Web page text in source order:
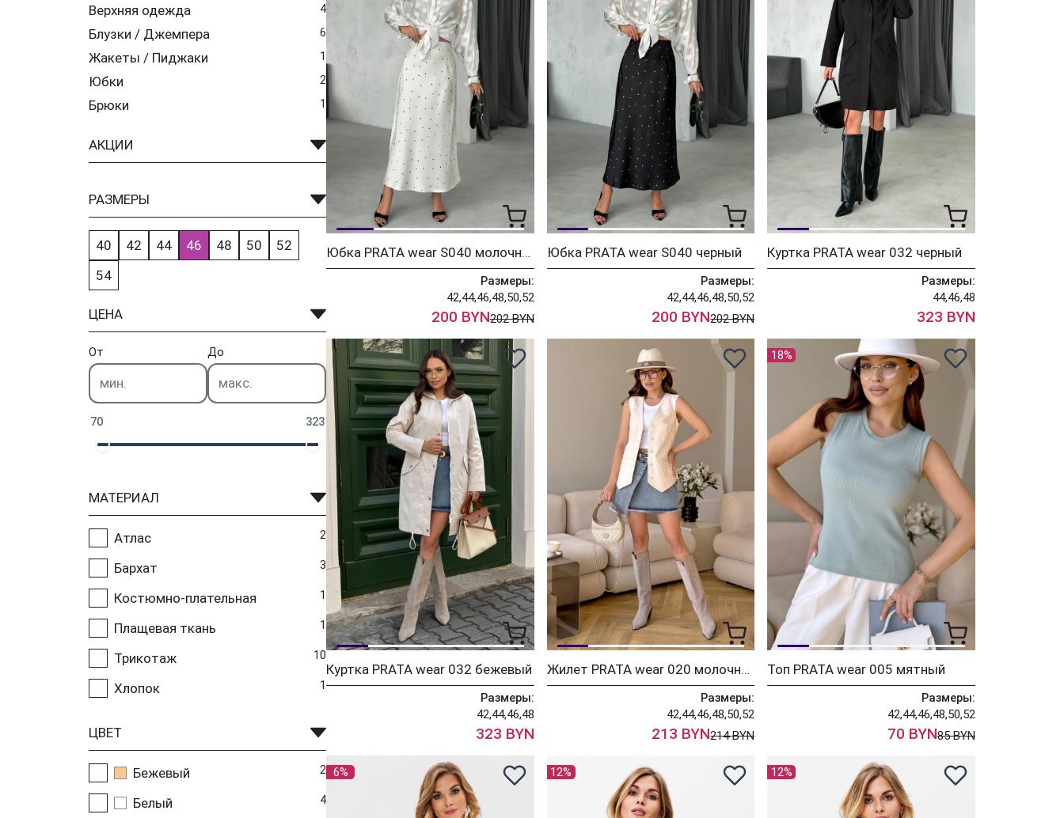
Верхняя одежда 4
Блузки / Джемпера 6
Жакеты / Пиджаки 1
Юбки 2
Брюки 1
АКЦИИ
РАЗМЕРЫ
40 42 44 46 48 50
52
54
ЦЕНА
От До
70 323
МАТЕРИАЛ
Атлас 2
Бархат 3
Костюмно-плательная 1
Плащевая ткань 1
Трикотаж 10
Хлопок 1
ЦВЕТ
Бежевый 2
Белый 4
Юбка PRATA wear S040 молочный
Размеры:
42,44,46,48,50,52
200 BYN202 BYN
Юбка PRATA wear S040 черный
Размеры:
42,44,46,48,50,52
200 BYN202 BYN
Куртка PRATA wear 032 черный
Размеры:
44,46,48
323 BYN
Куртка PRATA wear 032 бежевый
Размеры:
42,44,46,48
323 BYN
Жилет PRATA wear 020 молочный
Размеры:
42,44,46,48,50,52
213 BYN214 BYN
18%
Топ PRATA wear 005 мятный
Размеры:
42,44,46,48,50,52
70 BYN85 BYN
6% 12% 12%